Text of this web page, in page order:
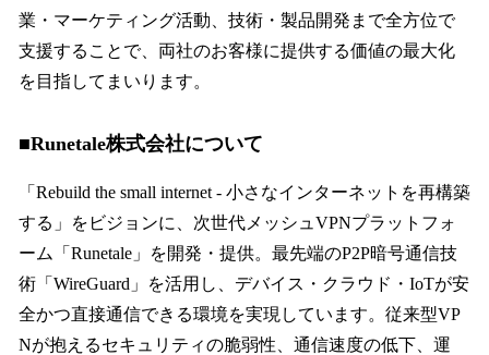
業・マーケティング活動、技術・製品開発まで全方位で
支援することで、両社のお客様に提供する価値の最大化
を目指してまいります。
■Runetale株式会社について
「Rebuild the small internet - 小さなインターネットを再構築
する」をビジョンに、次世代メッシュVPNプラットフォ
ーム「Runetale」を開発・提供。最先端のP2P暗号通信技
術「WireGuard」を活用し、デバイス・クラウド・IoTが安
全かつ直接通信できる環境を実現しています。従来型VP
Nが抱えるセキュリティの脆弱性、通信速度の低下、運